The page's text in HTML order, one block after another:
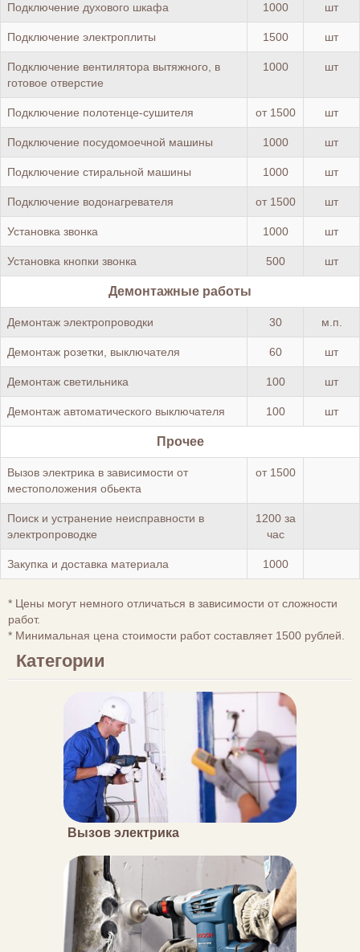
Подключение духового шкафа 1000 шт
Подключение электроплиты 1500 шт
Подключение вентилятора вытяжного, в
готовое отверстие
1000 шт
Подключение полотенце-сушителя от 1500 шт
Подключение посудомоечной машины 1000 шт
Подключение стиральной машины 1000 шт
Подключение водонагревателя от 1500 шт
Установка звонка 1000 шт
Установка кнопки звонка 500 шт
Демонтажные работы
Демонтаж электропроводки 30 м.п.
Демонтаж розетки, выключателя 60 шт
Демонтаж светильника 100 шт
Демонтаж автоматического выключателя 100 шт
Прочее
Вызов электрика в зависимости от
местоположения обьекта
от 1500
Поиск и устранение неисправности в
электропроводке
1200 за
час
Закупка и доставка материала 1000
* Цены могут немного отличаться в зависимости от сложности
работ.
* Минимальная цена стоимости работ составляет 1500 рублей.
Категории
Вызов электрика